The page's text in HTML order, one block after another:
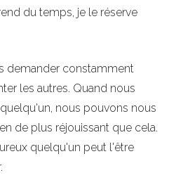
du temps, je le réserve
demander constamment
les autres. Quand nous
nous pouvons nous
de plus réjouissant que cela.
quelqu'un peut l'être